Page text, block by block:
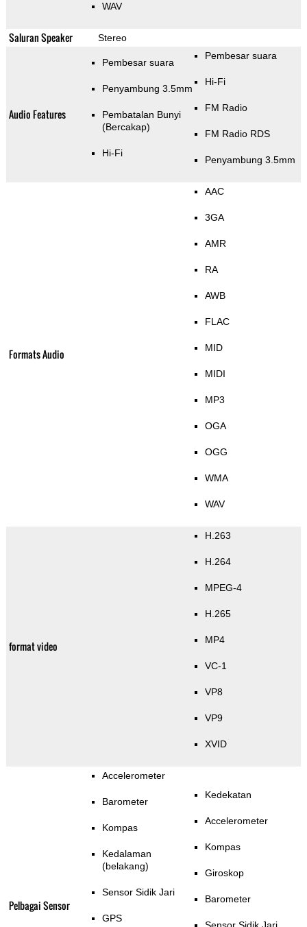
WAV
Saluran Speaker Stereo
Audio Features
Pembesar suara
Penyambung 3.5mm
Pembatalan Bunyi
(Bercakap)
Hi-Fi
Pembesar suara
Hi-Fi
FM Radio
FM Radio RDS
Penyambung 3.5mm
Formats Audio
AAC
3GA
AMR
RA
AWB
FLAC
MID
MIDI
MP3
OGA
OGG
WMA
WAV
format video
H.263
H.264
MPEG-4
H.265
MP4
VC-1
VP8
VP9
XVID
Pelbagai Sensor
Accelerometer
Barometer
Kompas
Kedalaman
(belakang)
Sensor Sidik Jari
GPS
Kedekatan
Accelerometer
Kompas
Giroskop
Barometer